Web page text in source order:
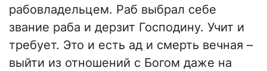
рабовладельцем. Раб выбрал себе
звание раба и дерзит Господину. Учит и
требует. Это и есть ад и смерть вечная –
выйти из отношений с Богом даже на